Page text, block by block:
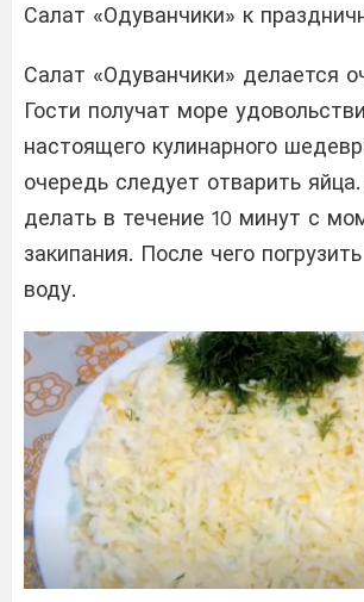
Салат «Одуванчики» к
Салат «Одуванчики» делается
Гости получат море
настоящего кулинарного
очередь следует отварить
делать в течение 10 минут с
закипания. После чего
воду.